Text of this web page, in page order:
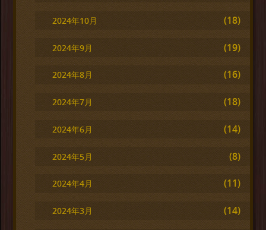
2024年10月 (18)
2024年9月 (19)
2024年8月 (16)
2024年7月 (18)
2024年6月 (14)
2024年5月 (8)
2024年4月 (11)
2024年3月 (14)